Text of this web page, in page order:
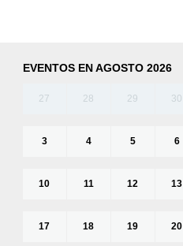
EVENTOS EN AGOSTO 2026
27 28 29 30
3 4 5 6
10 11 12 13
17 18 19 20